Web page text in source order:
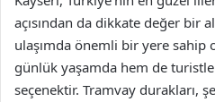
açısından da dikkate değer bir
ulaşımda önemli bir yere sahip
günlük yaşamda hem de
seçenektir. Tramvay durakları,